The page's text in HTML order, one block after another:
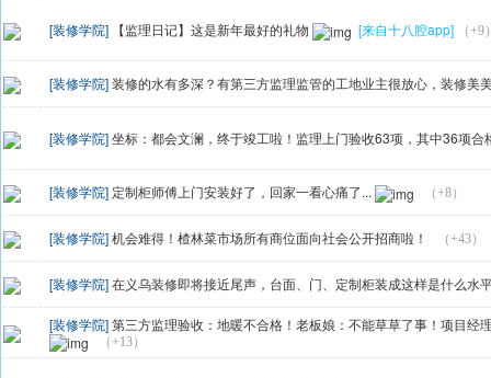
[装修学院] 【监理日记】这是新年最好的礼物 [来自十八腔app] （+9
[装修学院]装修的水有多深？有第三方监理监管的工地业主很放心，装修美
[装修学院]坐标：都会文澜，终于竣工啦！监理上门验收63项，其中36项合
[装修学院] 定制柜师傅上门安装好了，回家一看心痛了... （+8）
[装修学院]机会难得！楂林菜市场所有商位面向社会公开招商啦！ （+43）
[装修学院]在义乌装修即将接近尾声，台面、门、定制柜装成这样是什么水
[装修学院]第三方监理验收：地暖不合格！老板娘：不能草草了事！项目经
（+13）